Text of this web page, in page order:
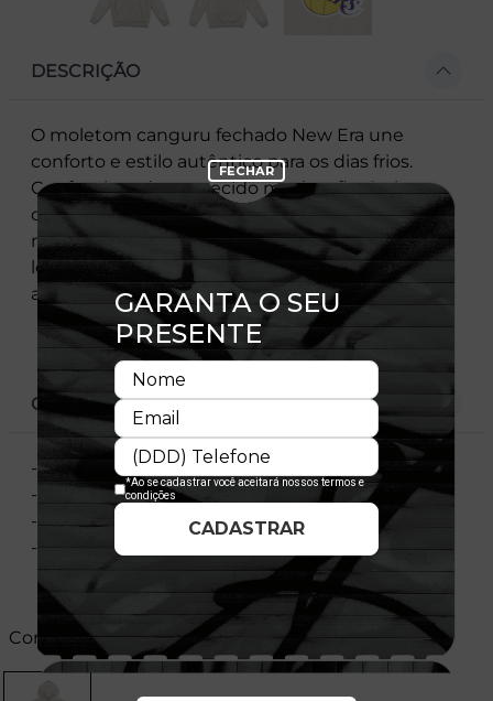
DESCRIÇÃO
O moletom canguru fechado New Era une
conforto e estilo autêntico para os dias frios.
Confeccionado em tecido macio e flexível,
oferece ótimo caimento e liberdade de
movimento. Com forro aconchegante, mangas
longas e tags exclusivas, traduz toda a
autenticidade que só a New Era proporciona.
CARACTERÍSTICAS
- Moletom fechado
- Com Capuz
- Licença oficial
- Composição: 80% Algodão- 20% Poliester
Cores: